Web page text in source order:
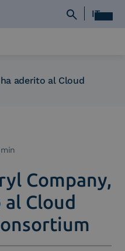
IT
aderito al Cloud
Company,
Cloud